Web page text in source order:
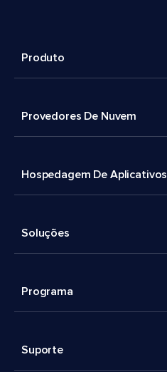
Produto
Provedores De Nuvem
Hospedagem De Aplicativos
Soluções
Programa
Suporte